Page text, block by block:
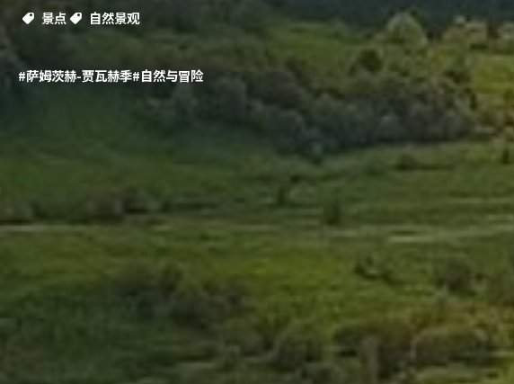
景点 自然景观
#萨姆茨赫-贾瓦赫季#自然与冒险